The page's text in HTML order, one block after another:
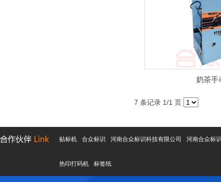
奶茶手
7 条记录 1/1 页
贴标机 合众标识 河南合众标识科技有限公司 河南合众标
热印打码机 标签纸